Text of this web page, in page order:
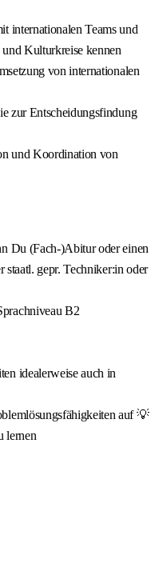
internationalen Teams und
Kulturkreise kennen
von internationalen
zur Entscheidungsfindung
und Koordination von
Du (Fach-)Abitur oder einen
staatl. gepr. Techniker:in oder
B2
idealerweise auch in
auf 💡
lernen